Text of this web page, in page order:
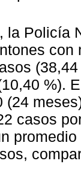
la Policía
%).
(24
casos